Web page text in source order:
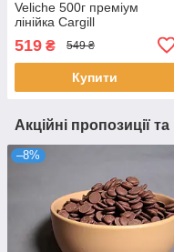
Veliche 500г преміум
лінійка Cargill
519 ₴ 549 ₴
Купити
Акційні пропозиції
–8%